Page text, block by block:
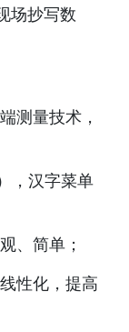
场抄写数
测量技术，
，汉字菜单
、简单；
性化，提高